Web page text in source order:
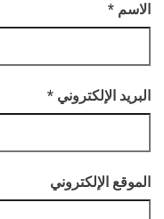
الاسم *
البريد الإلكتروني *
الموقع الإلكتروني